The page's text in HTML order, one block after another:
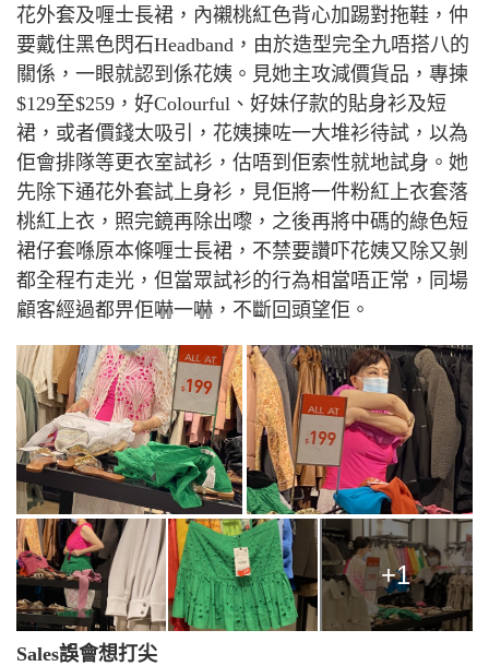
花外套及喱士長裙，內襯桃紅色背心加踢對拖鞋，仲
要戴住黑色閃石Headband ，由於造型完全九唔搭八的
關係，一眼就認到係花姨。見她主攻減價貨品，專揀
$129至$259 ，好Colourful 、好妹仔款的貼身衫及短
裙，或者價錢太吸引，花姨揀咗一大堆衫待試，以為
佢會排隊等更衣室試衫，估唔到佢索性就地試身。她
先除下通花外套試上身衫，見佢將一件粉紅上衣套落
桃紅上衣，照完鏡再除出嚟，之後再將中碼的綠色短
裙仔套喺原本條喱士長裙，不禁要讚吓花姨又除又剝
都全程冇走光，但當眾試衫的行為相當唔正常，同場
顧客經過都畀佢嚇一嚇，不斷回頭望佢。
+1
Sales誤會想打尖